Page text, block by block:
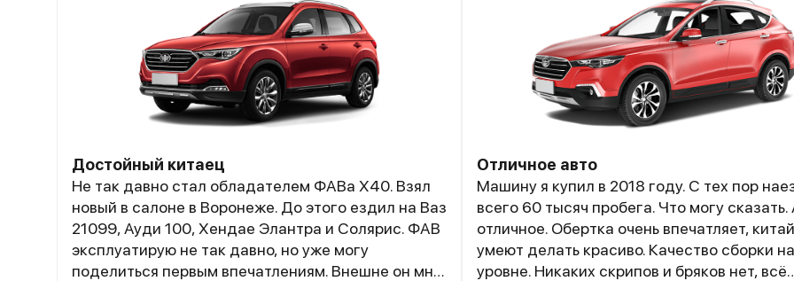
Достойный китаец
Не так давно стал обладателем ФАВа Х40. Взял
новый в салоне в Воронеже. До этого ездил на Ваз
21099, Ауди 100, Хендае Элантра и Солярис. ФАВ
эксплуатирую не так давно, но уже могу
поделиться первым впечатлениям. Внешне он мне
Отличное авто
Машину я купил в 2018 году. С тех пор
всего 60 тысяч пробега. Что могу сказать.
отличное. Обертка очень впечатляет,
умеют делать красиво. Качество сборки на
уровне. Никаких скрипов и бряков нет, всё